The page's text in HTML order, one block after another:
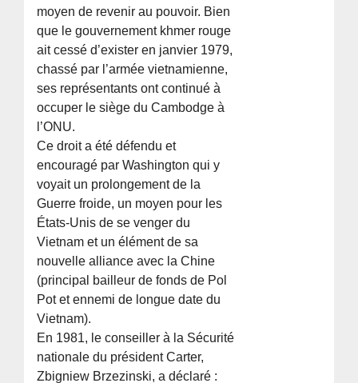
moyen de revenir au pouvoir. Bien
que le gouvernement khmer rouge
ait cessé d’exister en janvier 1979,
chassé par l’armée vietnamienne,
ses représentants ont continué à
occuper le siège du Cambodge à
l’ONU.
Ce droit a été défendu et
encouragé par Washington qui y
voyait un prolongement de la
Guerre froide, un moyen pour les
États-Unis de se venger du
Vietnam et un élément de sa
nouvelle alliance avec la Chine
(principal bailleur de fonds de Pol
Pot et ennemi de longue date du
Vietnam).
En 1981, le conseiller à la Sécurité
nationale du président Carter,
Zbigniew Brzezinski, a déclaré :